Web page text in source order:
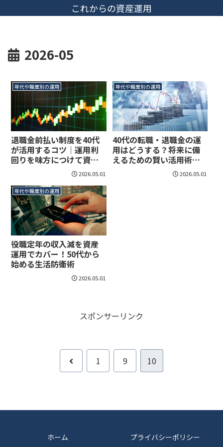
これからの資産運用
2026-05
年代や職業別の運用
退職金前払い制度を40代
が活用するコツ｜運用利
回りを味方につけて資産
2026.05.01
年代や職業別の運用
40代の転職・退職金の運
用はどうする？将来に備
えるための賢い活用術と
2026.05.01
年代や職業別の運用
役職定年の収入減を資産
運用でカバー！50代から
始める生活防衛術
2026.05.01
スポンサーリンク
前
1 9 10
ホーム
プライバシーポリシー